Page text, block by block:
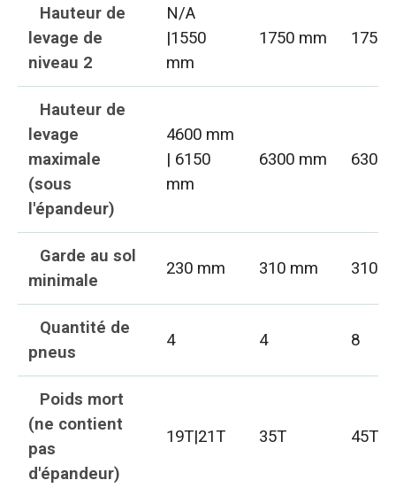
Hauteur de
levage de
niveau 2
N/A
|1550
mm
1750 mm 1750
Hauteur de
levage
maximale
(sous
l'épandeur)
4600 mm
| 6150
mm
6300 mm 6300
Garde au sol
minimale
230 mm 310 mm 310
Quantité de
pneus
4 4 8
Poids mort
(ne contient
pas
d'épandeur)
19T|21T 35T 45T